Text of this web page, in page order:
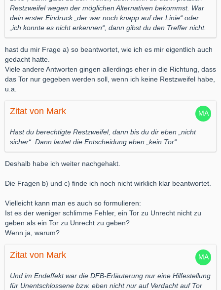
Restzweifel wegen der möglichen Alternativen bekommst. War
dein erster Eindruck „der war noch knapp auf der Linie“ oder
„ich konnte es nicht erkennen“, dann gibst du den Treffer nicht.
hast du mir Frage a) so beantwortet, wie ich es mir eigentlich auch
gedacht hatte.
Viele andere Antworten gingen allerdings eher in die Richtung, dass
das Tor nur gegeben werden soll, wenn ich keine Restzweifel habe,
u.a.
Zitat von Mark
Hast du berechtigte Restzweifel, dann bis du dir eben „nicht
sicher“. Dann lautet die Entscheidung eben „kein Tor“.
Deshalb habe ich weiter nachgehakt.
Die Fragen b) und c) finde ich noch nicht wirklich klar beantwortet.
Vielleicht kann man es auch so formulieren:
Ist es der weniger schlimme Fehler, ein Tor zu Unrecht nicht zu
geben als ein Tor zu Unrecht zu geben?
Wenn ja, warum?
Zitat von Mark
Und im Endeffekt war die DFB-Erläuterung nur eine Hilfestellung
für Unentschlossene bzw. eben nicht nur auf Verdacht auf Tor